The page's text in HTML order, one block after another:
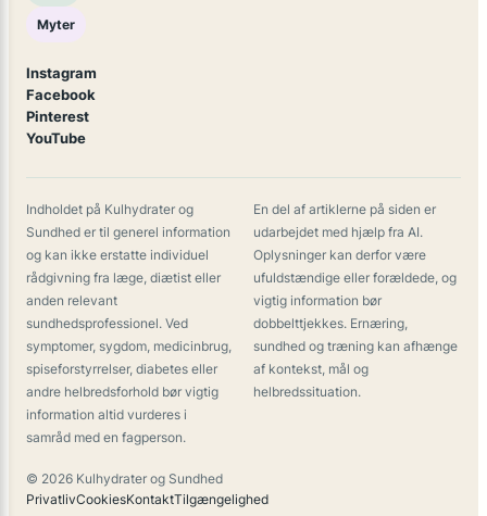
Myter
Instagram
Facebook
Pinterest
YouTube
Indholdet på Kulhydrater og
Sundhed er til generel information
og kan ikke erstatte individuel
rådgivning fra læge, diætist eller
anden relevant
sundhedsprofessionel. Ved
symptomer, sygdom, medicinbrug,
spiseforstyrrelser, diabetes eller
andre helbredsforhold bør vigtig
information altid vurderes i
samråd med en fagperson.
En del af artiklerne på siden er
udarbejdet med hjælp fra AI.
Oplysninger kan derfor være
ufuldstændige eller forældede, og
vigtig information bør
dobbelttjekkes. Ernæring,
sundhed og træning kan afhænge
af kontekst, mål og
helbredssituation.
© 2026 Kulhydrater og Sundhed
PrivatlivCookiesKontaktTilgængelighed